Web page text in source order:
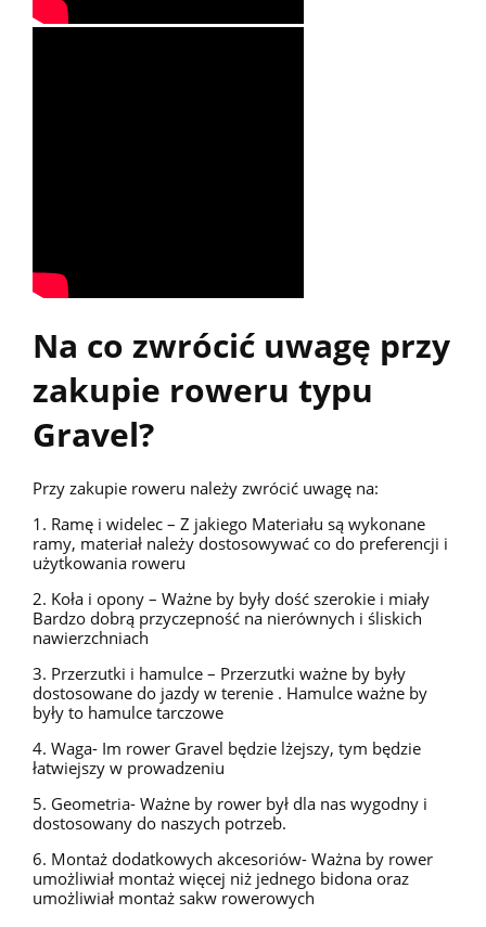
Na co zwrócić uwagę przy
zakupie roweru typu
Gravel?
Przy zakupie roweru należy zwrócić uwagę na:
1. Ramę i widelec – Z jakiego Materiału są wykonane
ramy, materiał należy dostosowywać co do preferencji i
użytkowania roweru
2. Koła i opony – Ważne by były dość szerokie i miały
Bardzo dobrą przyczepność na nierównych i śliskich
nawierzchniach
3. Przerzutki i hamulce – Przerzutki ważne by były
dostosowane do jazdy w terenie . Hamulce ważne by
były to hamulce tarczowe
4. Waga- Im rower Gravel będzie lżejszy, tym będzie
łatwiejszy w prowadzeniu
5. Geometria- Ważne by rower był dla nas wygodny i
dostosowany do naszych potrzeb.
6. Montaż dodatkowych akcesoriów- Ważna by rower
umożliwiał montaż więcej niż jednego bidona oraz
umożliwiał montaż sakw rowerowych